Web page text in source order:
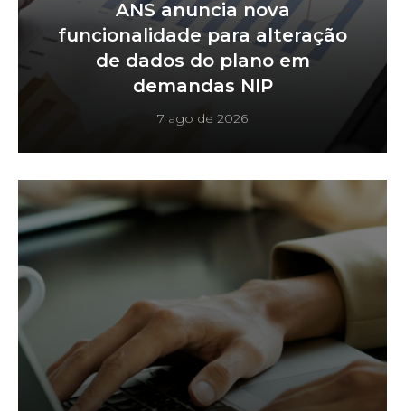
ANS anuncia nova
funcionalidade para alteração
de dados do plano em
demandas NIP
7 ago de 2026